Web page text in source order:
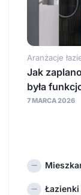
Aranżacje
Jak
była
7 MARCA 2026
Łazienki